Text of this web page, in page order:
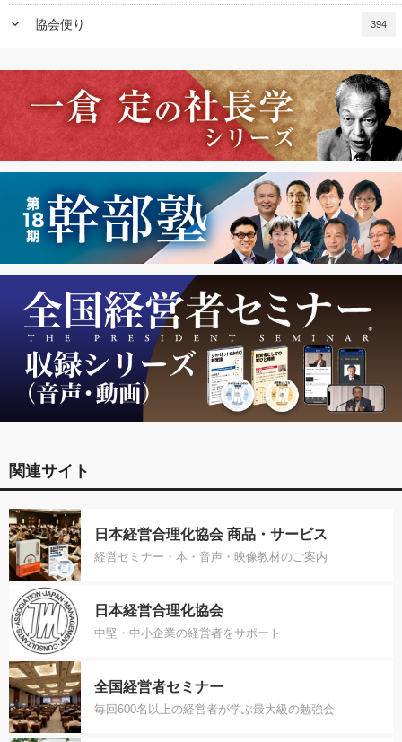
keyboard_arrow_down 協会便り 394
関連サイト
日本経営合理化協会 商品・サービス
経営セミナー・本・音声・映像教材のご案内
日本経営合理化協会
中堅・中小企業の経営者をサポート
全国経営者セミナー
毎回600名以上の経営者が学ぶ最大級の勉強会